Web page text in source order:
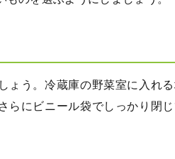
ょう。冷蔵庫の野菜室に入れ
らにビニール袋でしっかり閉